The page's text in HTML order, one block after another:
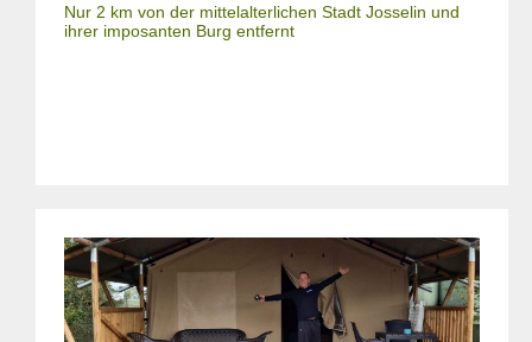
Nur 2 km von der mittelalterlichen Stadt Josselin und
ihrer imposanten Burg entfernt